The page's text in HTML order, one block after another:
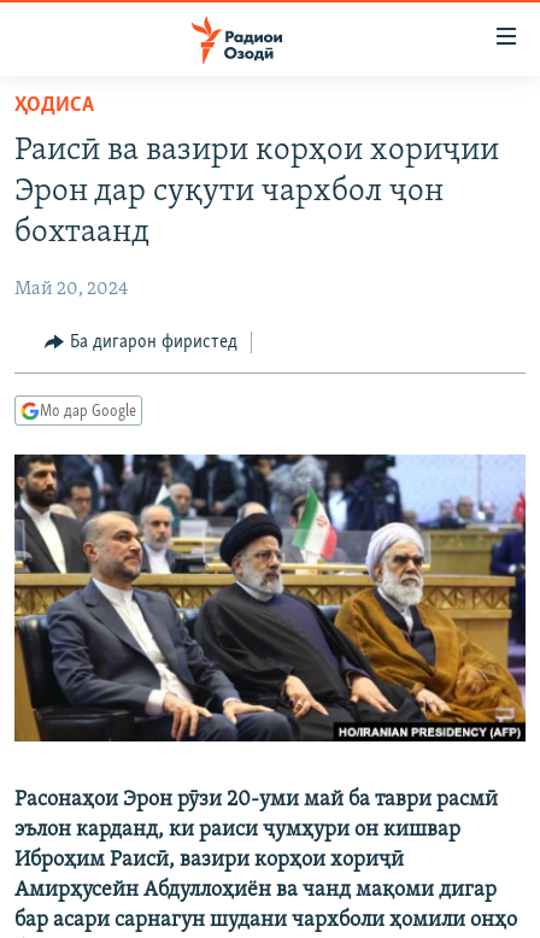
Ҷаҳиш
мояи
аслӣ
Ҷаҳиш
ба
феҳристи
Ҷаҳиш
ба
ҷустор
ҚАЗИЯИ "КРОКУС"
ОСИЁИ МАРКАЗӢ
ВАРЗИШ
РӮЗГОРИ МУҲОҶИР
ТАҲҚИҚОТ
ҶАНГ ДАР УКРАИНА
ОЗОДӢ ОНЛАЙН
ЧАНДРАСОНАӢ
ВИДЕО
НИГОРИСТОН
ГУЗОРИШҲОИ РАДИОӢ
РӮЙХАТҲО
КИТОБҲОИ ОЗОДӢ
Русский
ПАЙГИРӢ КУНЕД
Ҳамаи сомонаҳои RFE/RL
ҲОДИСА
Раисӣ ва вазири корҳои хориҷии
Эрон дар суқути чархбол ҷон
бохтаанд
Май 20, 2024
Ба дигарон фиристед
Мо дар Google
Расонаҳои Эрон рӯзи 20-уми май ба таври расмӣ
эълон карданд, ки раиси ҷумҳури он кишвар
Иброҳим Раисӣ, вазири корҳои хориҷӣ
Амирҳусейн Абдуллоҳиён ва чанд мақоми дигар
бар асари сарнагун шудани чархболи ҳомили онҳо